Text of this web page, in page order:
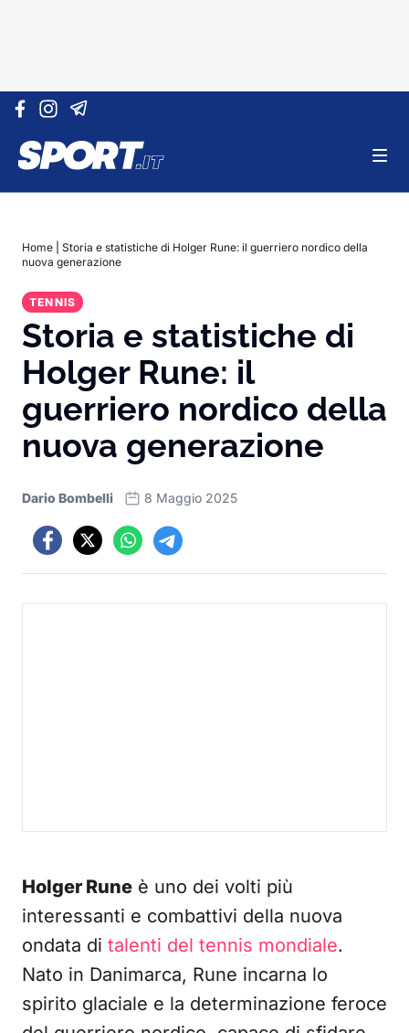
Vai al contenuto
Home
Storia e statistiche di Holger Rune: il guerriero nordico della
nuova generazione
TENNIS
Storia e statistiche di
Holger Rune: il
guerriero nordico della
nuova generazione
Dario Bombelli 8 Maggio 2025
Holger Rune è uno dei volti più
interessanti e combattivi della nuova
ondata di talenti del tennis mondiale.
Nato in Danimarca, Rune incarna lo
spirito glaciale e la determinazione feroce